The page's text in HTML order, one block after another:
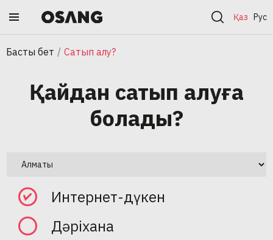
Қаз Рус
Басты бет Сатып алу?
Қайдан сатып алуға
болады?
Интернет-дүкен
Дәріхана